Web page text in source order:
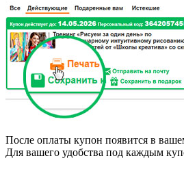
После оплаты купон появится в
Для вашего удобства под каждым